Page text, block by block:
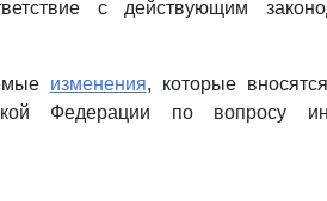
с действующим
изменения, которые
Федерации по вопросу